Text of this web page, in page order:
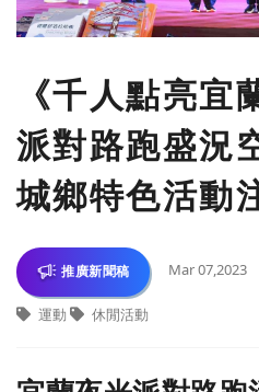
《千人點亮宜
派對路跑盛況
城鄉特色活動
推廣新聞稿 Mar 07,2023
運動 休閒活動